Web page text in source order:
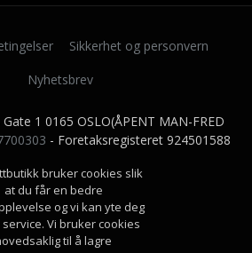
Sikkerhet og personvern
Nyhetsbrev
1 0165 OSLO(ÅPENT MAN-FRED
- Foretaksregisteret 924501588
bruker cookies slik
at du får en bedre
og vi kan yte deg
Vi bruker cookies
til å lagre